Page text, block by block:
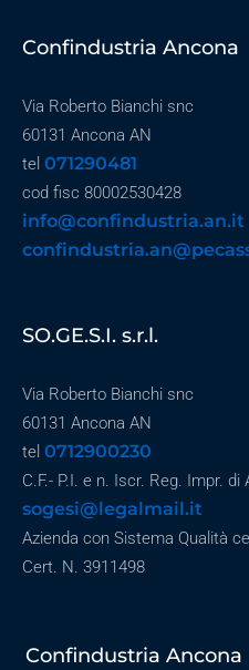
Confindustria Ancona
Via Roberto Bianchi snc
60131 Ancona AN
tel 071290481
cod fisc 80002530428
info@confindustria.an.it
SO.GE.S.I. s.r.l.
Via Roberto Bianchi snc
60131 Ancona AN
tel 0712900230
C.F.- P.I. e n. Iscr. Reg. Impr.
sogesi@legalmail.it
Azienda con Sistema Qualità
Cert. N. 3911498
Confindustria Ancona